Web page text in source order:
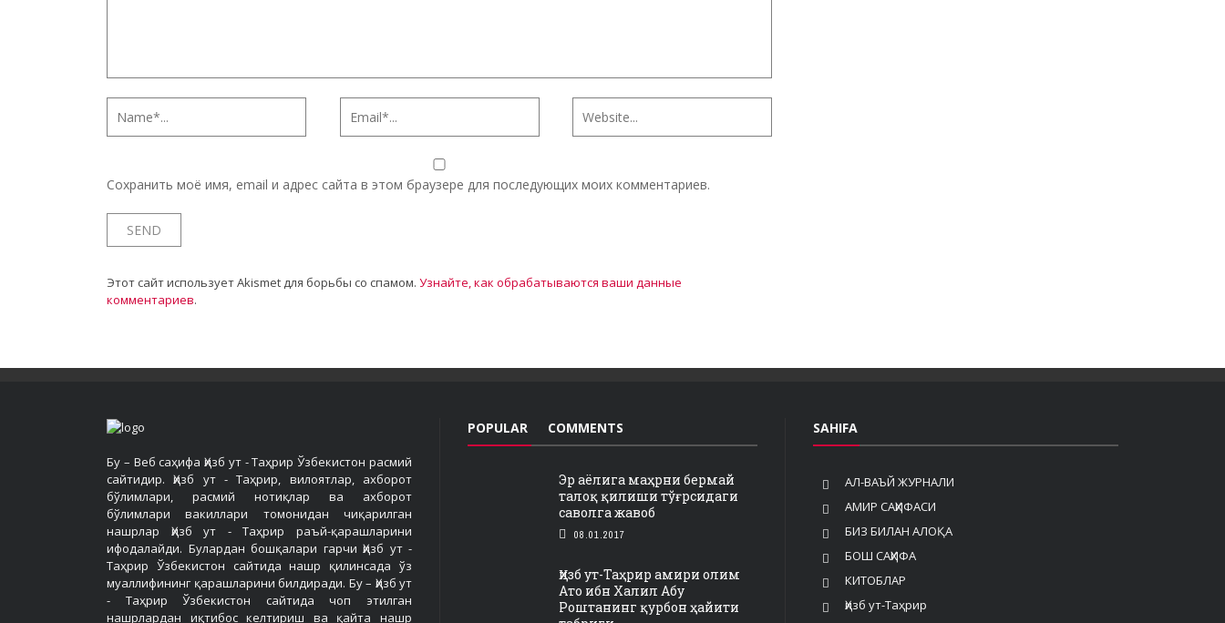
Сохранить моё имя, email и адрес сайта в этом браузере для последующих моих комментариев.
Этот сайт использует Akismet для борьбы со спамом. Узнайте, как обрабатываются ваши данные
комментариев.
Бу – Веб саҳифа Ҳизб ут - Таҳрир Ўзбекистон расмий
сайтидир. Ҳизб ут - Таҳрир, вилоятлар, ахборот
бўлимлари, расмий нотиқлар ва ахборот
бўлимлари вакиллари томонидан чиқарилган
нашрлар Ҳизб ут - Таҳрир раъй-қарашларини
ифодалайди. Булардан бошқалари гарчи Ҳизб ут -
Таҳрир Ўзбекистон сайтида нашр қилинсада ўз
муаллифининг қарашларини билдиради. Бу – Ҳизб ут
- Таҳрир Ўзбекистон сайтида чоп этилган
нашрлардан иқтибос келтириш ва қайта нашр
POPULAR COMMENTS
Эр аёлига маҳрни бермай
талоқ қилиши тўғрсидаги
саволга жавоб
08.01.2017
Ҳизб ут-Таҳрир амири олим
Ато ибн Халил Абу
Роштанинг қурбон ҳайити
SAHIFA
АЛ-ВАЪЙ ЖУРНАЛИ
АМИР САҲИФАСИ
БИЗ БИЛАН АЛОҚА
БОШ САҲИФА
КИТОБЛАР
Ҳизб ут-Таҳрир